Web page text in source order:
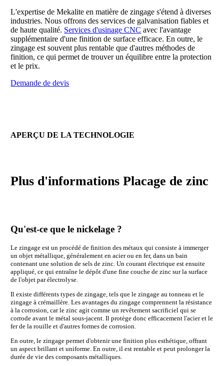
L'expertise de Mekalite en matière de zingage s'étend à diverses
industries. Nous offrons des services de galvanisation fiables et
de haute qualité. Services d'usinage CNC avec l'avantage
supplémentaire d'une finition de surface efficace. En outre, le
zingage est souvent plus rentable que d'autres méthodes de
finition, ce qui permet de trouver un équilibre entre la protection
et le prix.
Demande de devis
APERÇU DE LA TECHNOLOGIE
Plus d'informations Placage de zinc
Qu'est-ce que le nickelage ?
Le zingage est un procédé de finition des métaux qui consiste à immerger
un objet métallique, généralement en acier ou en fer, dans un bain
contenant une solution de sels de zinc. Un courant électrique est ensuite
appliqué, ce qui entraîne le dépôt d'une fine couche de zinc sur la surface
de l'objet par électrolyse.
Il existe différents types de zingage, tels que le zingage au tonneau et le
zingage à crémaillère. Les avantages du zingage comprennent la résistance
à la corrosion, car le zinc agit comme un revêtement sacrificiel qui se
corrode avant le métal sous-jacent. Il protège donc efficacement l'acier et le
fer de la rouille et d'autres formes de corrosion.
En outre, le zingage permet d'obtenir une finition plus esthétique, offrant
un aspect brillant et uniforme. En outre, il est rentable et peut prolonger la
durée de vie des composants métalliques.